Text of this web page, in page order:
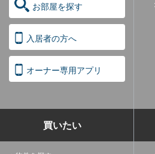
お部屋を探す
入居者の方へ
オーナー専用アプリ
買いたい